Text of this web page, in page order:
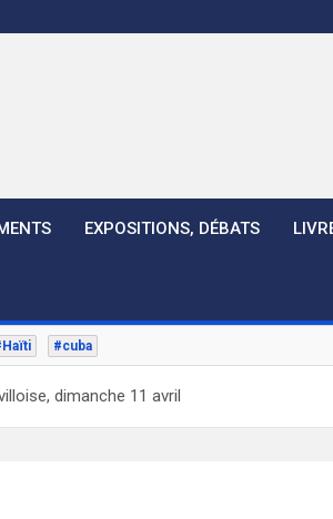
EXPOSITIONS, DÉBATS
#cuba
dimanche 11 avril